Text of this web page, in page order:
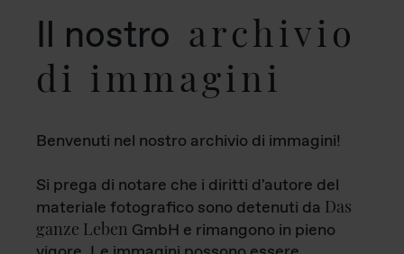
Il nostro archivio
di immagini
Benvenuti nel nostro archivio di immagini!
Si prega di notare che i diritti d'autore del
materiale fotografico sono detenuti da Das
ganze Leben GmbH e rimangono in pieno